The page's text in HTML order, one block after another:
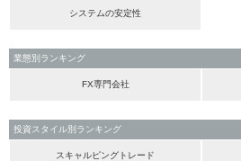
システムの安定性
業態別ランキング
FX専門会社
投資スタイル別ランキング
スキャルピングトレード